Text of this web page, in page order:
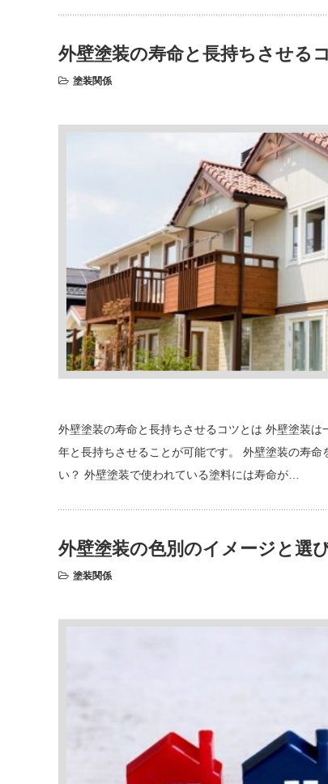
外壁塗装の寿命と長持ちさせる
塗装関係
外壁塗装の寿命と長持ちさせるコツとは 外壁塗装
年と長持ちさせることが可能です。 外壁塗装の寿
い？ 外壁塗装で使われている塗料には寿命が…
外壁塗装の色別のイメージと選
塗装関係